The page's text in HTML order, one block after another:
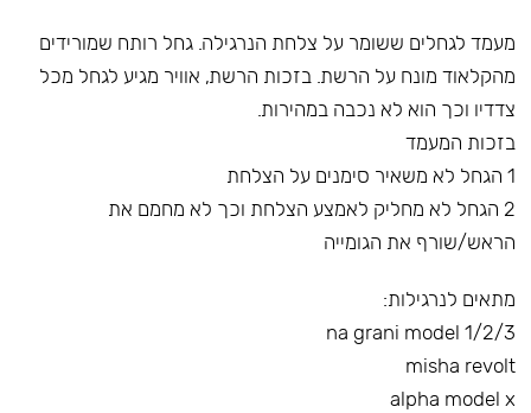
מעמד לגחלים ששומר על צלחת הנרגילה. גחל רותח שמורידים
מהקלאוד מונח על הרשת. בזכות הרשת, אוויר מגיע לגחל מכל
צדדיו וכך הוא לא נכבה במהירות.
בזכות המעמד
1 הגחל לא משאיר סימנים על הצלחת
2 הגחל לא מחליק לאמצע הצלחת וכך לא מחמם את
הראש/שורף את הגומייה
מתאים לנרגילות:
na grani model 1/2/3
misha revolt
alpha model x